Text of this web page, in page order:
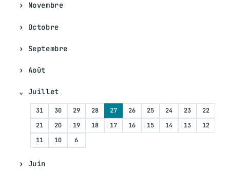
Novembre
Octobre
Septembre
Août
Juillet
31 30 29 28 27 26 25 24 23
22
21
20 19 18 17 16 15 14 13
12
11
10 6
Juin